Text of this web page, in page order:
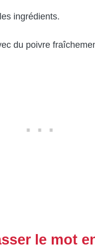
ingrédients.
du poivre
le mot